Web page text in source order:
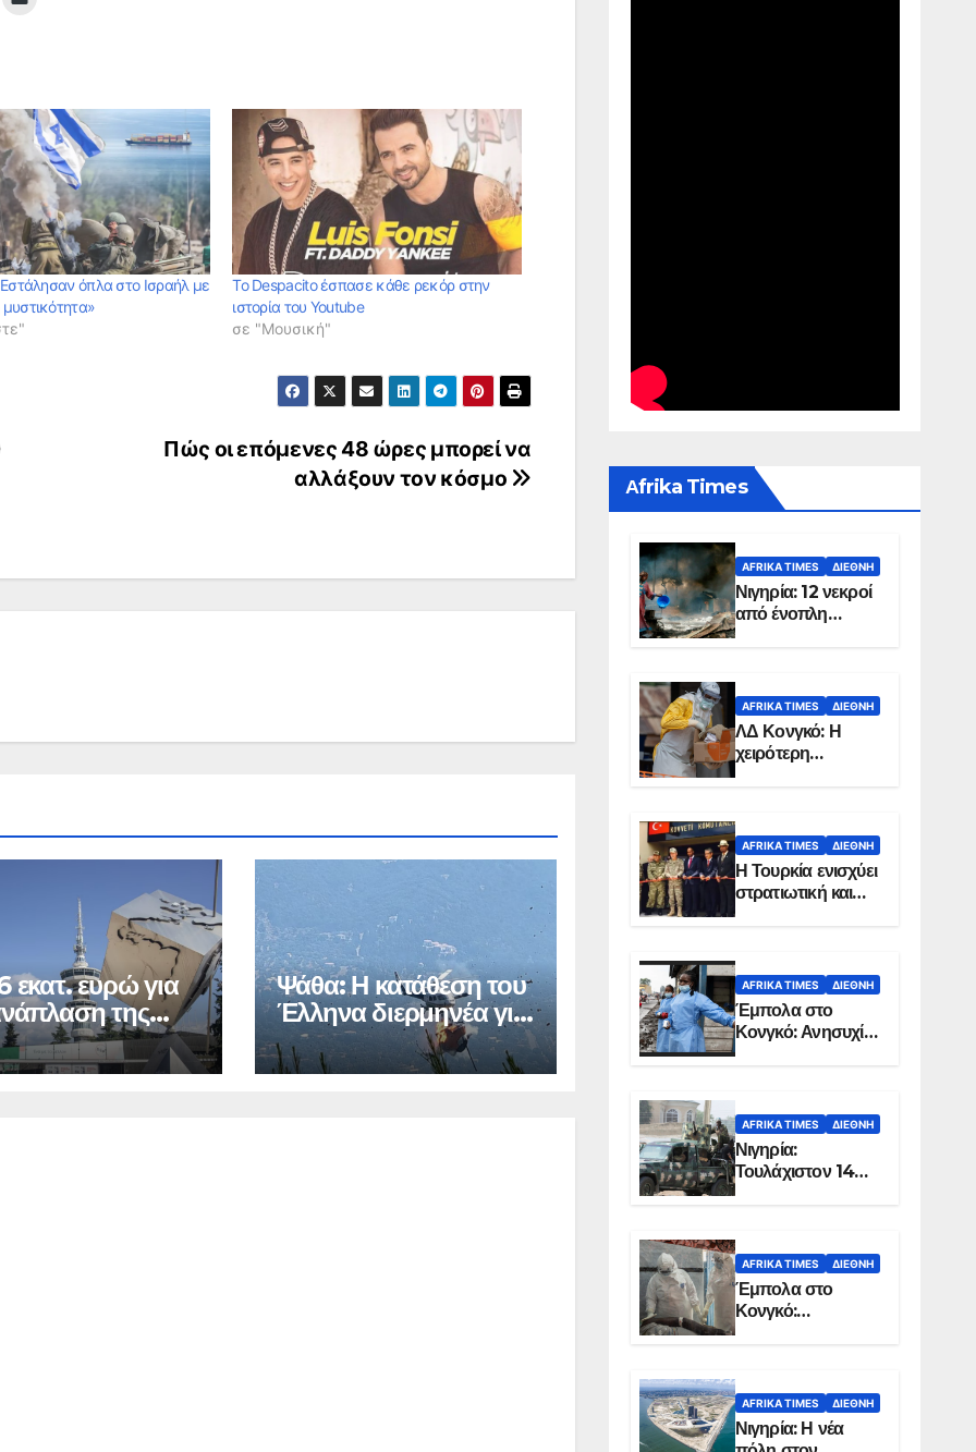
όπλα στο Ισραήλ με
Το Despacito έσπασε κάθε ρεκόρ στην
ιστορία του Youtube
σε "Μουσική"
Πώς οι επόμενες 48 ώρες μπορεί να
αλλάξουν τον κόσμο
εκατ. ευρώ για
της
Ψάθα: Η κατάθεση του
Έλληνα διερμηνέα για
τη σύγκρουση
Αfrika Times
AFRIKA TIMES ΔΙΕΘΝΉ
Νιγηρία: 12 νεκροί
από ένοπλη
επίθεση σε χωριό
AFRIKA TIMES ΔΙΕΘΝΉ
ΛΔ Κονγκό: Η
χειρότερη
επιδημία Έμπολα
χώρας
AFRIKA TIMES ΔΙΕΘΝΉ
Η Τουρκία ενισχύει
στρατιωτική και
ενεργειακή
Σομαλία
AFRIKA TIMES ΔΙΕΘΝΉ
Έμπολα στο
Κονγκό: Ανησυχία
για τη μεγάλη
AFRIKA TIMES ΔΙΕΘΝΉ
Νιγηρία:
Τουλάχιστον 14
νεκροί από
στην Οτούκπο
AFRIKA TIMES ΔΙΕΘΝΉ
Έμπολα στο
Κονγκό:
Ξεπέρασαν τους
AFRIKA TIMES ΔΙΕΘΝΉ
Νιγηρία: Η νέα